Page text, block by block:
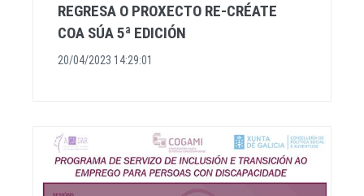
REGRESA O PROXECTO RE-CRÉATE
COA SÚA 5ª EDICIÓN
20/04/2023 14:29:01